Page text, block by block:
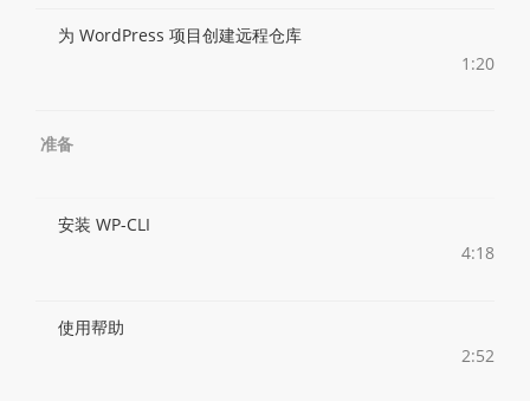
为 WordPress 项目创建远程仓库
1:20
准备
安装 WP-CLI
4:18
使用帮助
2:52